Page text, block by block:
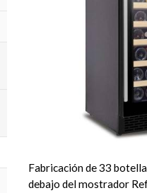
Fabricación de 33
debajo del mostrador